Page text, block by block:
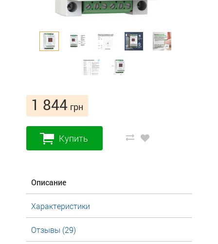
1 844 грн
Купить
Описание
Характеристики
Отзывы (29)